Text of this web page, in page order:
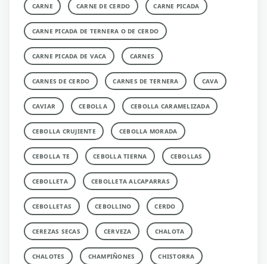
CARNE CARNE DE CERDO CARNE PICADA
CARNE PICADA DE TERNERA O DE CERDO
CARNE PICADA DE VACA CARNES
CARNES DE CERDO CARNES DE TERNERA CAVA
CAVIAR CEBOLLA CEBOLLA CARAMELIZADA
CEBOLLA CRUJIENTE CEBOLLA MORADA
CEBOLLA TE CEBOLLA TIERNA CEBOLLAS
CEBOLLETA CEBOLLETA ALCAPARRAS
CEBOLLETAS CEBOLLINO CERDO
CEREZAS SECAS CERVEZA CHALOTA
CHALOTES CHAMPIÑONES CHISTORRA